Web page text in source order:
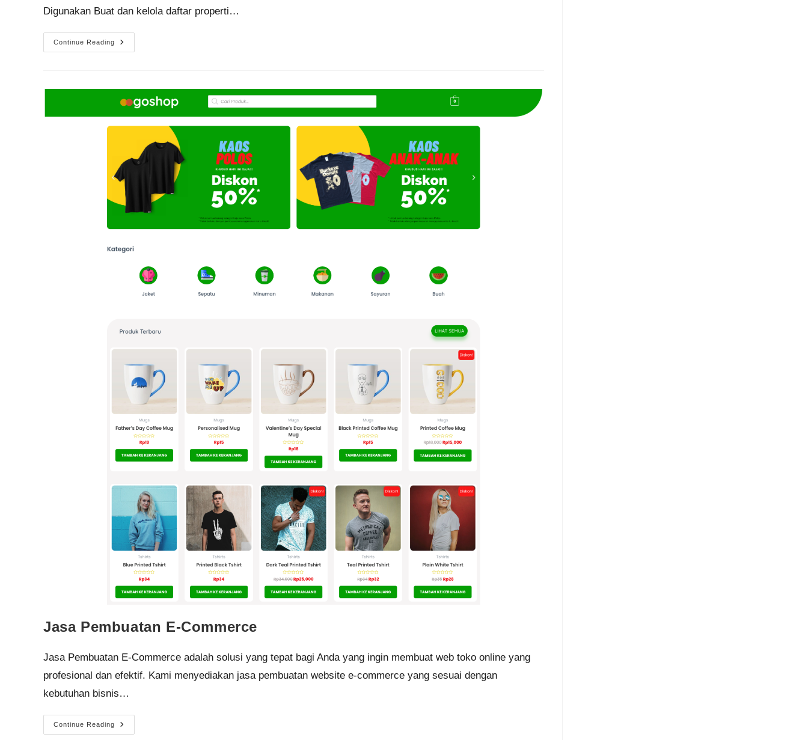
Digunakan Buat dan kelola daftar properti…
Continue Reading
Jasa Pembuatan E-Commerce
Jasa Pembuatan E-Commerce adalah solusi yang tepat bagi Anda yang ingin membuat web toko online yang
profesional dan efektif. Kami menyediakan jasa pembuatan website e-commerce yang sesuai dengan
kebutuhan bisnis…
Continue Reading